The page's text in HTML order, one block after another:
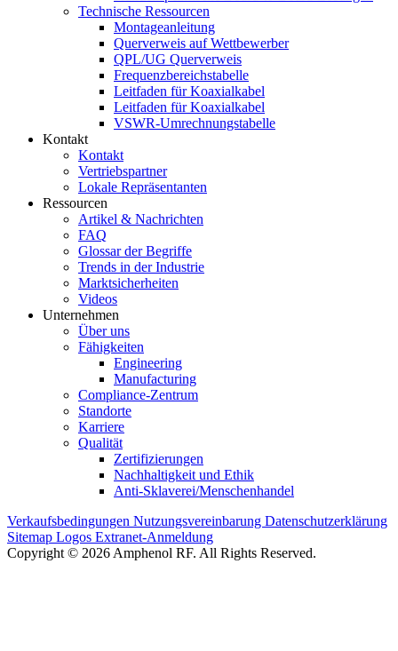
Technische Ressourcen
Montageanleitung
Querverweis auf Wettbewerber
QPL/UG Querverweis
Frequenzbereichstabelle
Leitfaden für Koaxialkabel
Leitfaden für Koaxialkabel
VSWR-Umrechnungstabelle
Kontakt
Kontakt
Vertriebspartner
Lokale Repräsentanten
Ressourcen
Artikel & Nachrichten
FAQ
Glossar der Begriffe
Trends in der Industrie
Marktsicherheiten
Videos
Unternehmen
Über uns
Fähigkeiten
Engineering
Manufacturing
Compliance-Zentrum
Standorte
Karriere
Qualität
Zertifizierungen
Nachhaltigkeit und Ethik
Anti-Sklaverei/Menschenhandel
Verkaufsbedingungen Nutzungsvereinbarung Datenschutzerklärung
Sitemap Logos Extranet-Anmeldung
Copyright © 2026 Amphenol RF. All Rights Reserved.